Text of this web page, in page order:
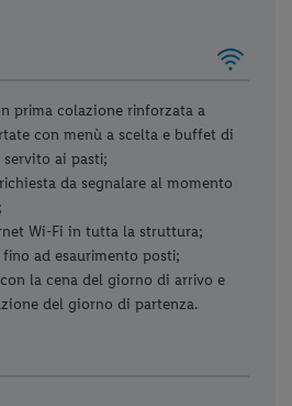
prima colazione rinforzata a
con menù a scelta e buffet di
ai pasti;
da segnalare al momento
Wi-Fi in tutta la struttura;
ad esaurimento posti;
la cena del giorno di arrivo e
del giorno di partenza.